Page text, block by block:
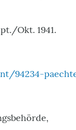
Okt. 1941.
94234-